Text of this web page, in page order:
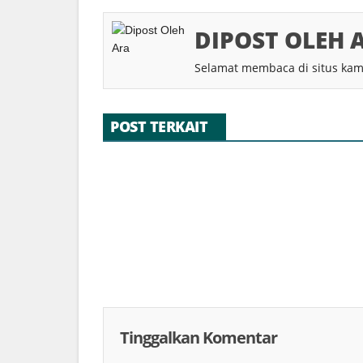
DIPOST OLEH
Selamat membaca di situs
POST TERKAIT
Tinggalkan Komentar